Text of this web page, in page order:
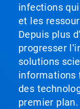
infections
et les
Depuis plus
progresser
solutions
informations
des
premier